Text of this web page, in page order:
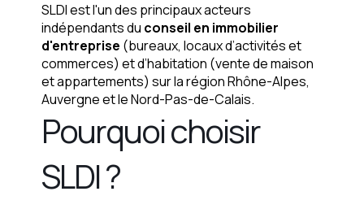
SLDI est l'un des principaux acteurs
indépendants du conseil en immobilier
d'entreprise (bureaux, locaux d’activités et
commerces) et d’habitation (vente de maison
et appartements) sur la région Rhône-Alpes,
Auvergne et le Nord-Pas-de-Calais.
Pourquoi choisir
SLDI ?